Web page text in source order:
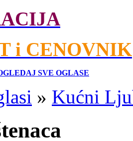
i CENOVNIK
SVE OGLASE
» Kućni